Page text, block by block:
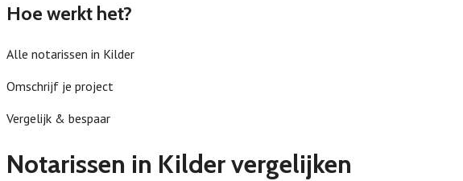
Hoe werkt het?
Alle notarissen in Kilder
Omschrijf je project
Vergelijk & bespaar
Notarissen in Kilder vergelijken